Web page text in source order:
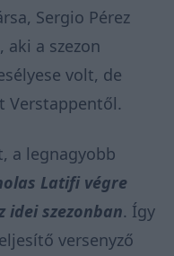
Sergio Pérez
aki a szezon
volt, de
Verstappentől.
a legnagyobb
Latifi végre
idei szezonban. Így
versenyző